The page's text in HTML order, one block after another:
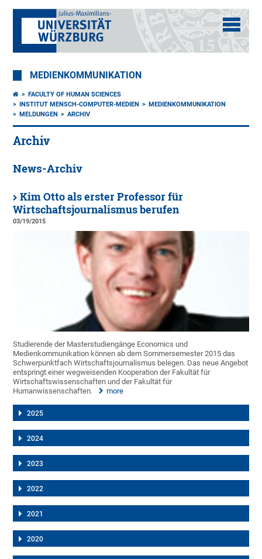
MEDIENKOMMUNIKATION
FACULTY OF HUMAN SCIENCES
INSTITUT MENSCH-COMPUTER-MEDIEN
MEDIENKOMMUNIKATION
MELDUNGEN
ARCHIV
Archiv
News-Archiv
Kim Otto als erster Professor für
Wirtschaftsjournalismus berufen
03/19/2015
Studierende der Masterstudiengänge Economics und
Medienkommunikation können ab dem Sommersemester 2015 das
Schwerpunktfach Wirtschaftsjournalismus belegen. Das neue Angebot
entspringt einer wegweisenden Kooperation der Fakultät für
Wirtschaftswissenschaften und der Fakultät für
Humanwissenschaften.
more
2025
2024
2023
2022
2021
2020